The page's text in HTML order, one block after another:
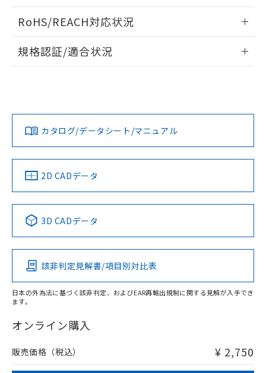
ドすることができます。
ログイン/会員登録
ダウンロードデータをご利用いただく前に、以下を必ずお読
みください。
ソフトウェアの使用条件
RoHS/REACH対応状況
EU RoHS 注意事項・凡例
対応済み
中国 RoHS 注意事項・凡例
Pb Hg Cd Cr(VI)
O
在庫等で未対応品が混在する可能性があります。
問い合わせください。
規格認証/適合状況
LR型式承認
（イギリス
船舶規格）
DNV型式承認
（ノルウェー
BV型式承認
（フランス
KR型式
（韓国
No No No No
この製品の規格認証/適合状況ページへ
その他の認証はこちらのページからご検索ください
カタログ/データシート/マニュアル
2D CADデータ
3D CADデータ
該非判定見解書/項目別対比表
日本の外為法に基づく該非判定、およびEAR再輸出規制に関する見解が入手でき
ます。
オンライン購入
販売価格（税込） ¥ 2,750